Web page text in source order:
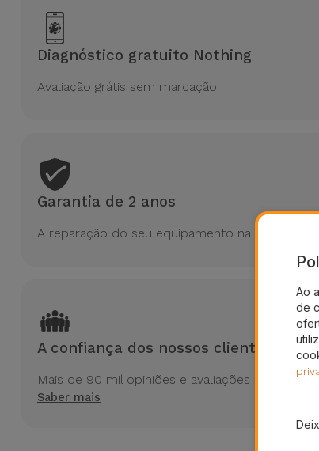
Diagnóstico gratuito Nothing
Avaliação grátis sem marcação
Garantia de 2 anos
A reparação do seu equipamento na iServices
A confiança dos nossos clientes
Mais de 90 mil opiniões e avaliações no
Saber mais
Ao
de